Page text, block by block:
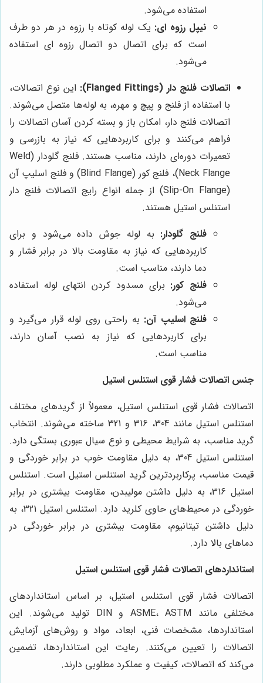
استفاده می‌شود.
نیپل رزوه ای: یک لوله کوتاه با رزوه در هر دو طرف
است که برای اتصال دو اتصال رزوه ای استفاده
می‌شود.
اتصالات فلنج دار (Flanged Fittings):
این نوع اتصالات،
با استفاده از فلنج و پیچ و مهره، به لوله‌ها متصل می‌شوند.
اتصالات فلنج دار، امکان باز و بسته کردن آسان اتصالات را
فراهم می‌کنند و برای کاربردهایی که نیاز به بازرسی و
تعمیرات دوره‌ای دارند، مناسب هستند. فلنج گلودار (Weld
Neck Flange)، فلنج کور (Blind Flange) و فلنج اسلیپ آن
(Slip-On Flange) از جمله انواع رایج اتصالات فلنج دار
استنلس استیل هستند.
فلنج گلودار: به لوله جوش داده می‌شود و برای
کاربردهایی که نیاز به مقاومت بالا در برابر فشار و
دما دارند، مناسب است.
فلنج کور: برای مسدود کردن انتهای لوله استفاده
می‌شود.
فلنج اسلیپ آن: به راحتی روی لوله قرار می‌گیرد و
برای کاربردهایی که نیاز به نصب آسان دارند،
مناسب است.
جنس اتصالات فشار قوی استنلس استیل
اتصالات فشار قوی استنلس استیل، معمولاً از گریدهای مختلف
استنلس استیل مانند 304، 316 و 321 ساخته می‌شوند. انتخاب
گرید مناسب، به شرایط محیطی و نوع سیال عبوری بستگی دارد.
استنلس استیل 304، به دلیل مقاومت خوب در برابر خوردگی و
قیمت مناسب، پرکاربردترین گرید استنلس استیل است. استنلس
استیل 316، به دلیل داشتن مولیبدن، مقاومت بیشتری در برابر
خوردگی در محیط‌های حاوی کلرید دارد. استنلس استیل 321، به
دلیل داشتن تیتانیوم، مقاومت بیشتری در برابر خوردگی در
دماهای بالا دارد.
استانداردهای اتصالات فشار قوی استنلس استیل
اتصالات فشار قوی استنلس استیل، بر اساس استانداردهای
مختلفی مانند ASME، ASTM و DIN تولید می‌شوند. این
استانداردها، مشخصات فنی، ابعاد، مواد و روش‌های آزمایش
اتصالات را تعیین می‌کنند. رعایت این استانداردها، تضمین
می‌کند که اتصالات، کیفیت و عملکرد مطلوبی دارند.